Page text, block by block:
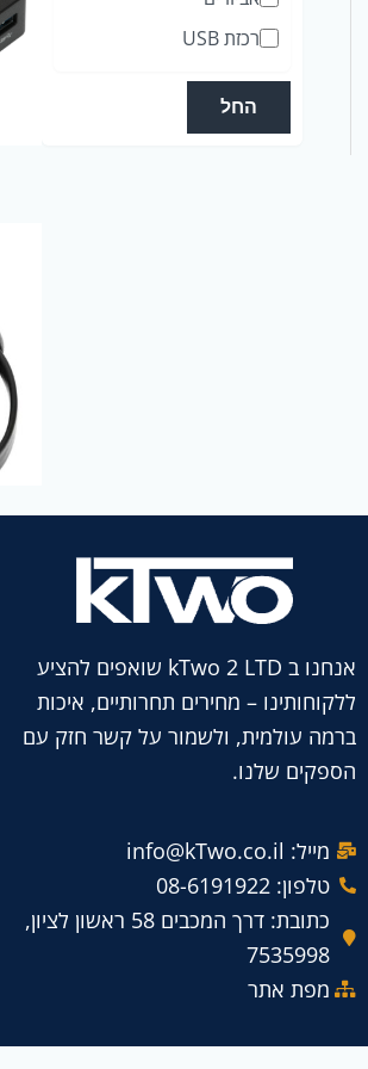
ג
י
רכזת USB
החל
אנחנו ב kTwo 2 LTD שואפים להציע
ללקוחותינו – מחירים תחרותיים, איכות
ברמה עולמית, ולשמור על קשר חזק עם
הספקים שלנו.
מייל: info@kTwo.co.il
טלפון: 08-6191922
כתובת: דרך המכבים 58 ראשון לציון,
7535998
מפת אתר